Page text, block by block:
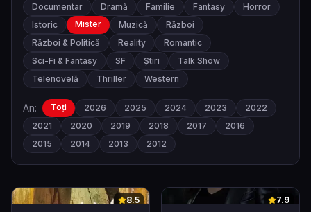
Documentar
Dramă Familie Fantasy
Horror
Istoric
Mister Muzică
Război
Război & Politică
Reality
Romantic
Sci-Fi & Fantasy
SF Știri
Talk Show
Telenovelă
Thriller Western
An: Toți 2026 2025 2024 2023
2022
2021
2020 2019 2018 2017
2016
2015
2014 2013 2012
0 8.5 0 7.9